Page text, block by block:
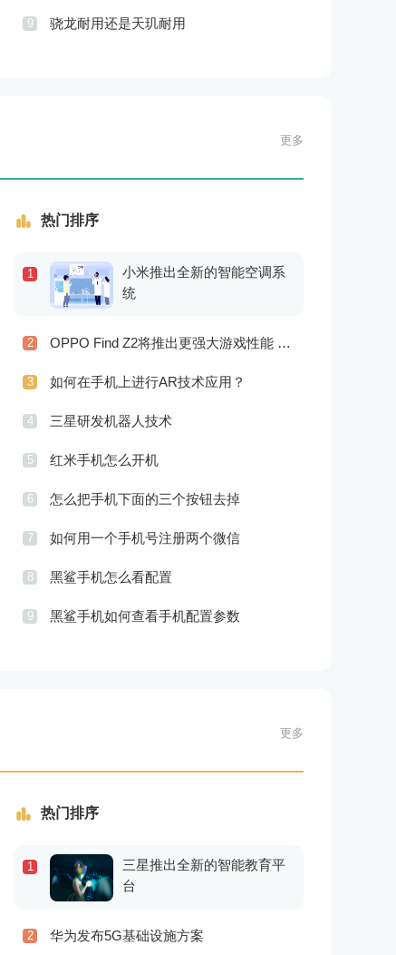
9 骁龙耐用还是天玑耐用
更多
热门排序
1
小米推出全新的智能空调系
统
2 OPPO Find Z2将推出更强大游戏性能 更高级别的音频技术
3 如何在手机上进行AR技术应用？
4 三星研发机器人技术
5 红米手机怎么开机
6 怎么把手机下面的三个按钮去掉
7 如何用一个手机号注册两个微信
8 黑鲨手机怎么看配置
9 黑鲨手机如何查看手机配置参数
更多
热门排序
1
三星推出全新的智能教育平
台
2 华为发布5G基础设施方案